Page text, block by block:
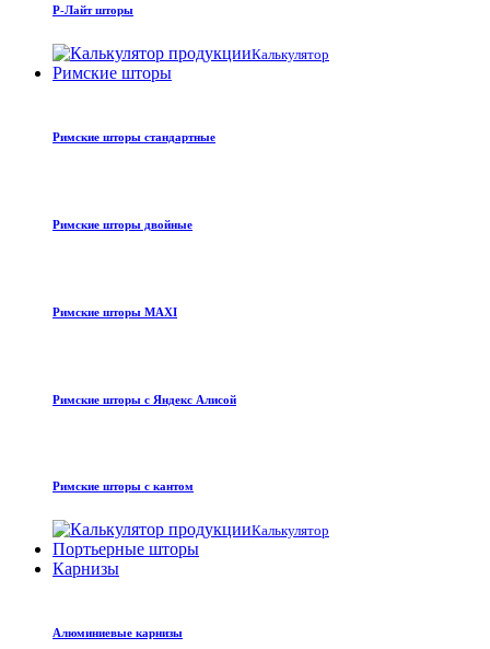
Р-Лайт шторы
Калькулятор
Римские шторы
Римские шторы стандартные
Римские шторы двойные
Римские шторы MAXI
Римские шторы с Яндекс Алисой
Римские шторы с кантом
Калькулятор
Портьерные шторы
Карнизы
Алюминиевые карнизы